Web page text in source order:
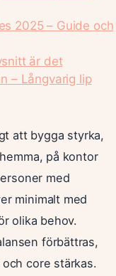
2025 – Guide och
är det
– Långvarig lip
att bygga styrka,
på kontor
med
minimalt med
olika behov.
förbättras,
core stärkas.